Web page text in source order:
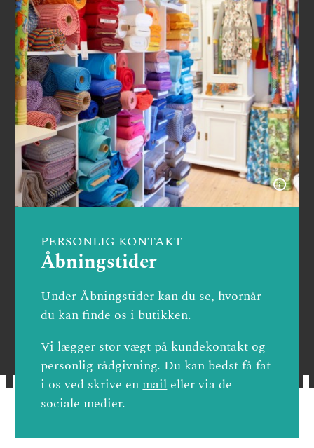
PERSONLIG KONTAKT
Åbningstider
UnderÅbningstiderkan du se, hvornår
du kan finde os i butikken.
Vi lægger stor vægt på kundekontakt og
personlig rådgivning. Du kan bedst få fat
i os ved skrive enmaileller via de
sociale medier.